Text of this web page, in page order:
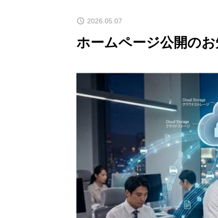
2026.05.07
ホームページ公開の